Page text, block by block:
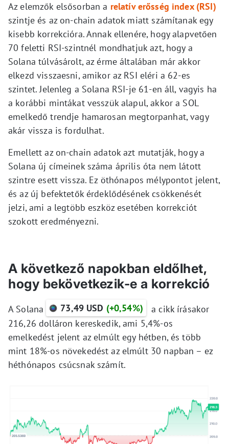
Az elemzők elsősorban a relatív erősség index (RSI)
szintje és az on-chain adatok miatt számítanak egy
kisebb korrekcióra. Annak ellenére, hogy alapvetően
70 feletti RSI-szintnél mondhatjuk azt, hogy a
Solana túlvásárolt, az érme általában már akkor
elkezd visszaesni, amikor az RSI eléri a 62-es
szintet. Jelenleg a Solana RSI-je 61-en áll, vagyis ha
a korábbi mintákat vesszük alapul, akkor a SOL
emelkedő trendje hamarosan megtorpanhat, vagy
akár vissza is fordulhat.
Emellett az on-chain adatok azt mutatják, hogy a
Solana új címeinek száma április óta nem látott
szintre esett vissza. Ez öthónapos mélypontot jelent,
és az új befektetők érdeklődésének csökkenését
jelzi, ami a legtöbb eszköz esetében korrekciót
szokott eredményezni.
A következő napokban eldőlhet,
hogy bekövetkezik-e a korrekció
A Solana 73,49 USD (+0,54%)
a cikk írásakor
216,26 dolláron kereskedik, ami 5,4%-os
emelkedést jelent az elmúlt egy hétben, és több
mint 18%-os növekedést az elmúlt 30 napban – ez
héthónapos csúcsnak számít.